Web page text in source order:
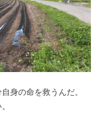
身の命を救うんだ。